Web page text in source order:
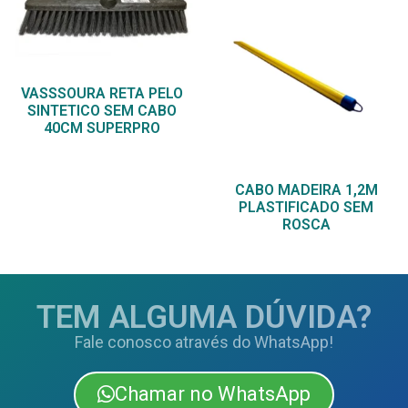
VASSSOURA RETA PELO
SINTETICO SEM CABO
40CM SUPERPRO
CABO MADEIRA 1,2M
PLASTIFICADO SEM
ROSCA
TEM ALGUMA DÚVIDA?
Fale conosco através do WhatsApp!
Chamar no WhatsApp